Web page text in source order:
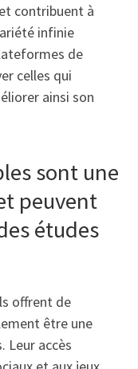
contribuent à
infinie
de
celles qui
ainsi son
sont une
peuvent
études
offrent de
être une
Leur accès